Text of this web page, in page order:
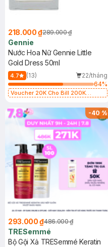
218.000 ₫289.000 ₫
Gennie
Nước Hoa Nữ Gennie Little
Gold Dress 50ml
4.7 (13)
22/tháng
64%
Voucher 20K Cho Bill 200K
Gennie, Parision (SL có hạn)-40%
293.000 ₫486.000 ₫
TRESemmé
Bộ Gội Xả TRESemmé Keratin